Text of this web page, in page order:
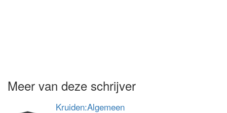
Meer van deze schrijver
Kruiden:Algemeen